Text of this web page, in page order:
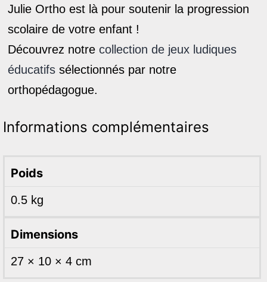
Julie Ortho est là pour soutenir la progression
scolaire de votre enfant !
Découvrez notre collection de jeux ludiques
éducatifssélectionnés par notre
orthopédagogue.
Informations complémentaires
Poids
0.5 kg
Dimensions
27 × 10 × 4 cm